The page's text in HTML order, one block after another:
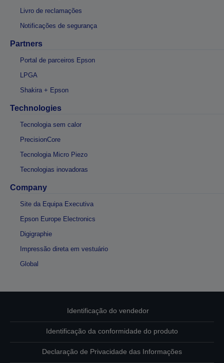
Livro de reclamações
Notificações de segurança
Partners
Portal de parceiros Epson
LPGA
Shakira + Epson
Technologies
Tecnologia sem calor
PrecisionCore
Tecnologia Micro Piezo
Tecnologias inovadoras
Company
Site da Equipa Executiva
Epson Europe Electronics
Digigraphie
Impressão direta em vestuário
Global
Identificação do vendedor
Identificação da conformidade do produto
Declaração de Privacidade das Informações